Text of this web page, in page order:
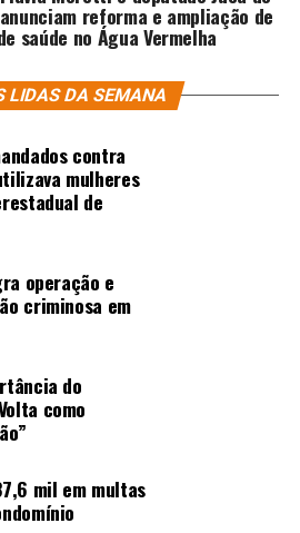
reforma e ampliação de
saúde no Água Vermelha
LIDAS DA SEMANA
contra
mulheres
de
operação e
criminosa em
do
como
mil em multas